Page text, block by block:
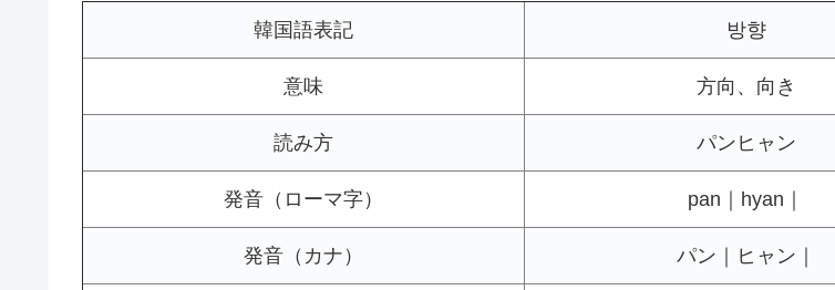
韓国語表記 방향
意味 方向、向き
読み方 パンヒャン
発音（ローマ字） pan｜hyan｜
発音（カナ） パン｜ヒャン｜